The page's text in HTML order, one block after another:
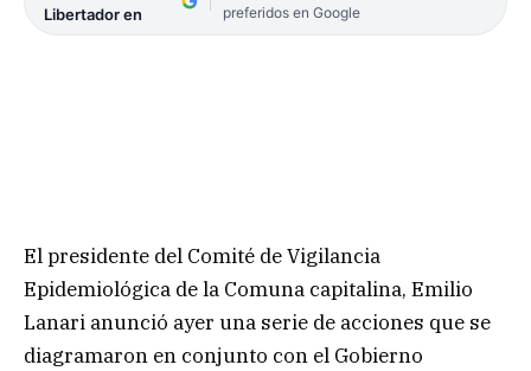
Libertador en
preferidos en Google
El presidente del Comité de Vigilancia
Epidemiológica de la Comuna capitalina, Emilio
Lanari anunció ayer una serie de acciones que se
diagramaron en conjunto con el Gobierno